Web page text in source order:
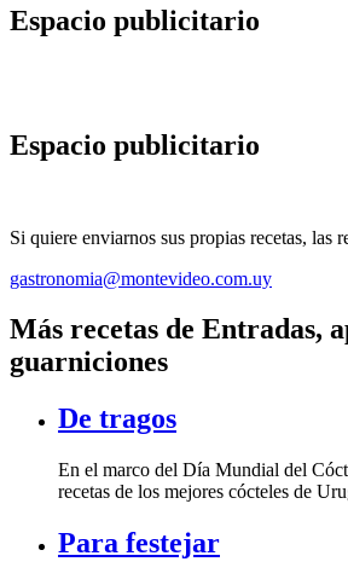
Espacio publicitario
Espacio publicitario
Si quiere enviarnos sus propias recetas, las
gastronomia@montevideo.com.uy
Más recetas de Entradas,
guarniciones
De tragos
En el marco del Día Mundial del
recetas de los mejores cócteles de
Para festejar